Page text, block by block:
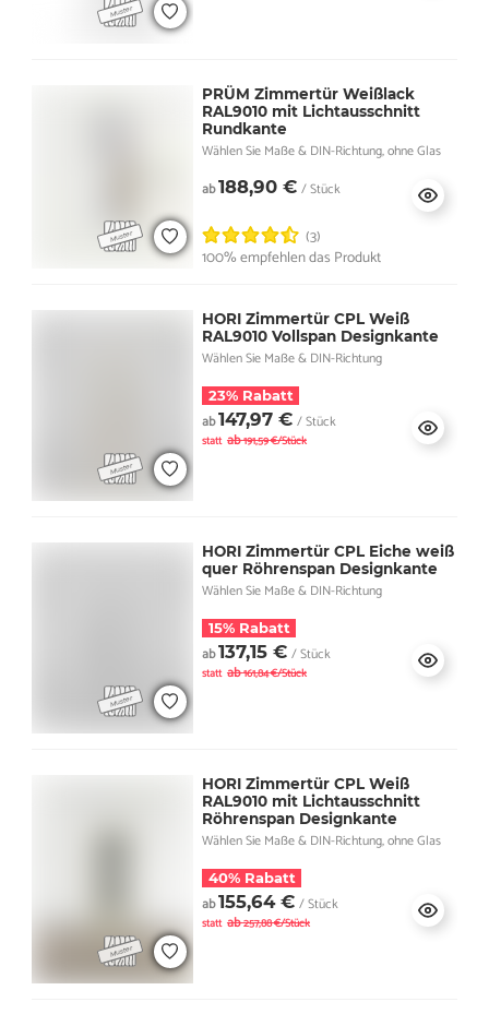
PRÜM Zimmertür Weißlack
RAL9010 mit Lichtausschnitt
Rundkante
Wählen Sie Maße & DIN-Richtung, ohne Glas
ab188,90 € / Stück
(3)
100% empfehlen das Produkt
HORI Zimmertür CPL Weiß
RAL9010 Vollspan Designkante
Wählen Sie Maße & DIN-Richtung
23% Rabatt
ab147,97 € / Stück
statt ab191,59 €/Stück
HORI Zimmertür CPL Eiche weiß
quer Röhrenspan Designkante
Wählen Sie Maße & DIN-Richtung
15% Rabatt
ab137,15 € / Stück
statt ab161,84 €/Stück
HORI Zimmertür CPL Weiß
RAL9010 mit Lichtausschnitt
Röhrenspan Designkante
Wählen Sie Maße & DIN-Richtung, ohne Glas
40% Rabatt
ab155,64 € / Stück
statt ab257,88 €/Stück